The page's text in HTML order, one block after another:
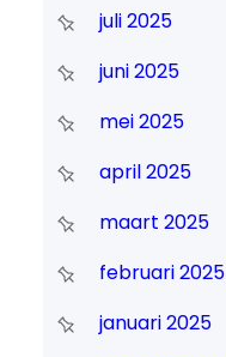
juli 2025
juni 2025
mei 2025
april 2025
maart 2025
februari 2025
januari 2025